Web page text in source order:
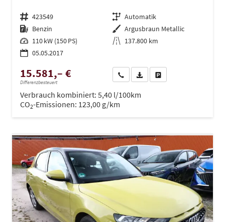
Fahrzeugnr. 423549 Getriebe Automatik
Kraftstoff Benzin Außenfarbe Argusbraun Metallic
Leistung 110 kW (150 PS) Kilometerstand 137.800 km
05.05.2017
15.581,– €
Differenzbesteuert
Wir rufen Sie anPDF-Datei, Fahrzeugexposé
Verbrauch kombiniert: 5,40 l/100km
CO2-Emissionen: 123,00 g/km